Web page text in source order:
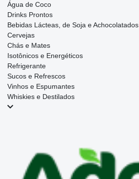
Água de Coco
Drinks Prontos
Bebidas Lácteas, de Soja e Achocolatados
Cervejas
Chás e Mates
Isotônicos e Energéticos
Refrigerante
Sucos e Refrescos
Vinhos e Espumantes
Whiskies e Destilados